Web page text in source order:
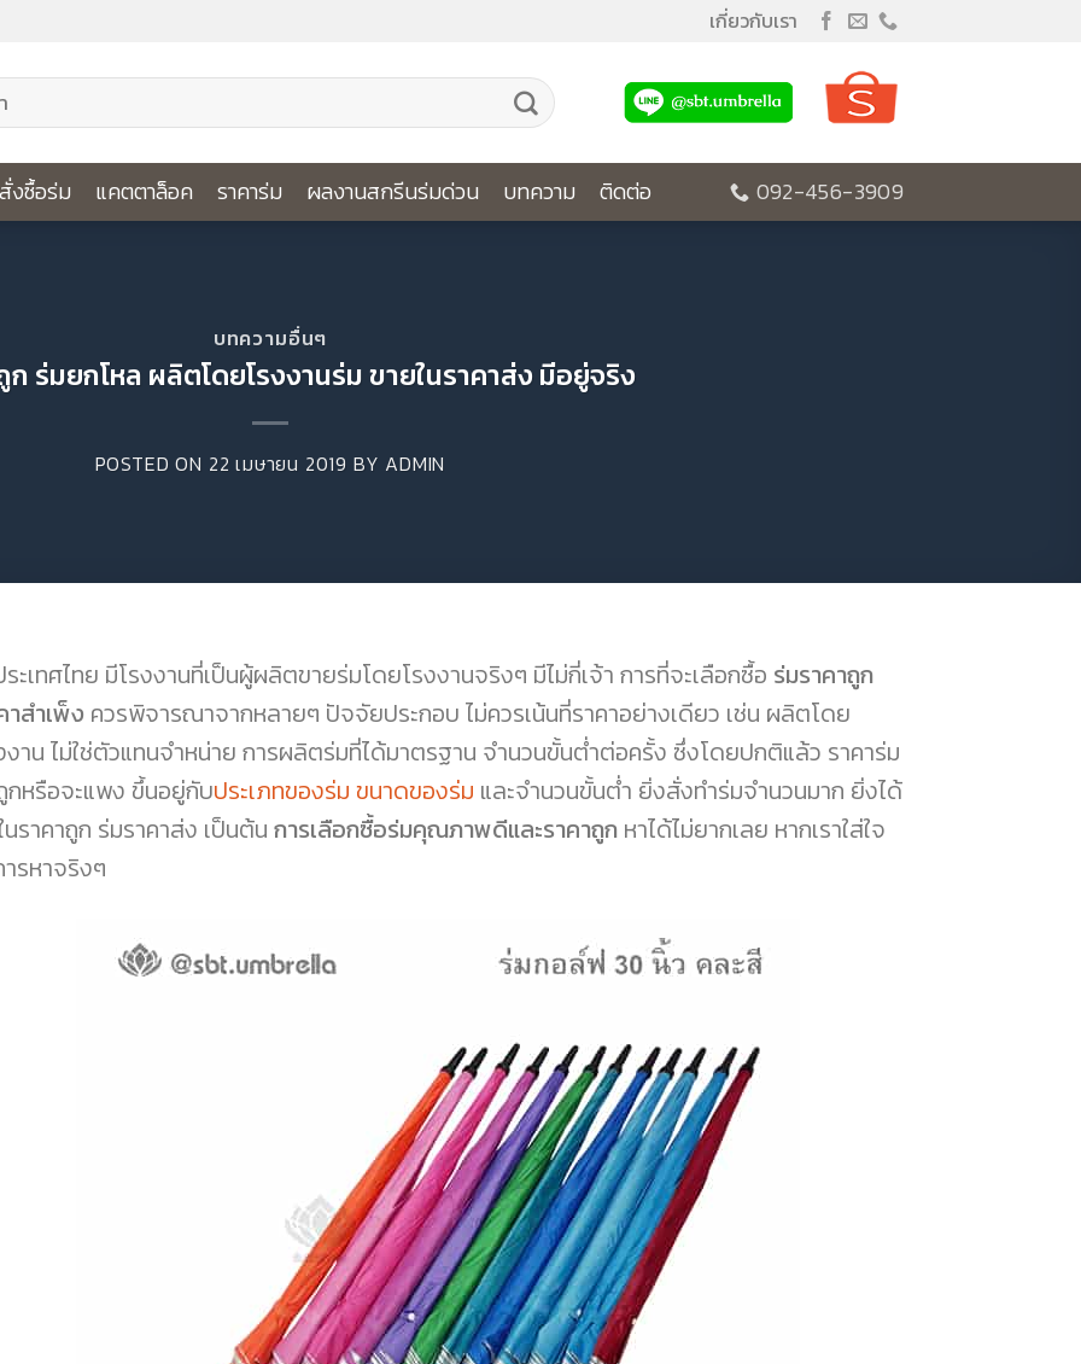
เกี่ยวกับเรา
งซื้อร่ม แคตตาล็อค ราคาร่ม ผลงานสกรีนร่มด่วน บทความ ติดต่อ 092-456-3909
บทความอื่นๆ
ก ร่มยกโหล ผลิตโดยโรงงานร่ม ขายในราคาส่ง มีอยู่จริง
POSTED ON 22 เมษายน 2019 BY ADMIN
ระเทศไทย มีโรงงานที่เป็นผู้ผลิตขายร่มโดยโรงงานจริงๆ มีไม่กี่เจ้า การที่จะเลือกซื้อ ร่มราคาถูก
าสำเพ็ง ควรพิจารณาจากหลายๆ ปัจจัยประกอบ ไม่ควรเน้นที่ราคาอย่างเดียว เช่น ผลิตโดย
งาน ไม่ใช่ตัวแทนจำหน่าย การผลิตร่มที่ได้มาตรฐาน จำนวนขั้นต่ำต่อครั้ง ซึ่งโดยปกติแล้ว ราคาร่ม
กหรือจะแพง ขึ้นอยู่กับประเภทของร่ม ขนาดของร่ม และจำนวนขั้นต่ำ ยิ่งสั่งทำร่มจำนวนมาก ยิ่งได้
นราคาถูก ร่มราคาส่ง เป็นต้น การเลือกซื้อร่มคุณภาพดีและราคาถูกหาได้ไม่ยากเลย หากเราใส่ใจ
ารหาจริงๆ